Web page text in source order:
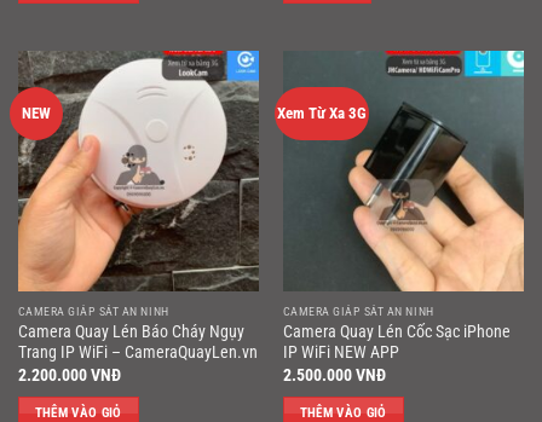
2.500.000 VNĐ.
NEW
CAMERA GIÁP SÁT AN NINH
Camera Quay Lén Báo Cháy Ngụy
Trang IP WiFi – CameraQuayLen.vn
2.200.000VNĐ
THÊM VÀO GIỎ
Xem Từ Xa 3G
CAMERA GIÁP SÁT AN NINH
Camera Quay Lén Cốc Sạc iPhone
IP WiFi NEW APP
2.500.000VNĐ
THÊM VÀO GIỎ